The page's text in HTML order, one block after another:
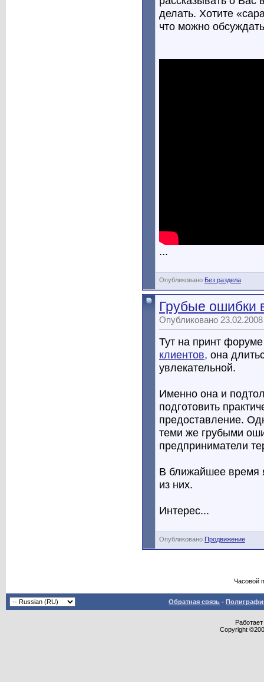
делать. Хотите
что можно
...
Опубликовано Без раздела
Грубые ошибки
Опубликовано
Тут на принт
клиентов, она
увлекательной.
Именно она и
подготовить
предоставление.
теми же грубыми
предприниматели
В ближайшее время
из них.
Интерес...
Опубликовано Продвижение
Часовой
Обратная связь -
Copyright